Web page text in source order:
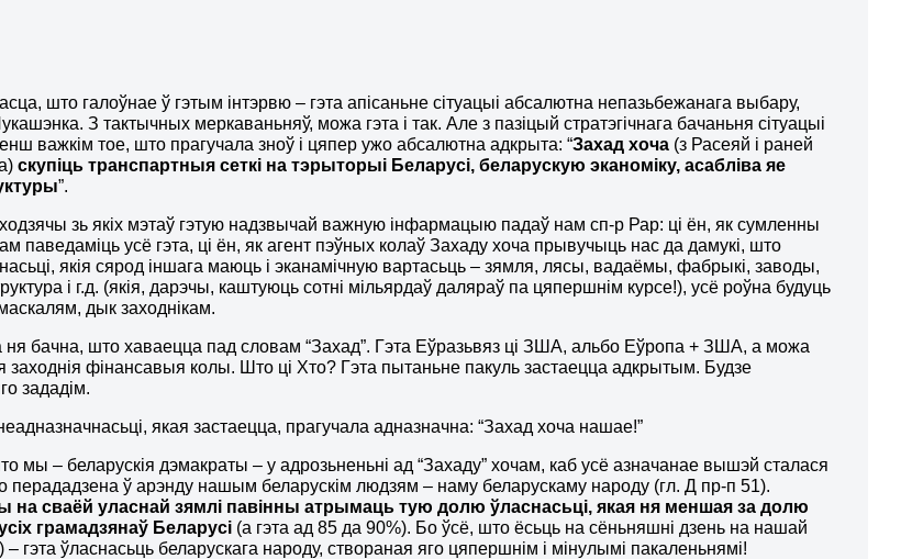
што галоўнае ў гэтым інтэрвю – гэта апісаньне сітуацыі абсалютна непазьбежанага выбару,
З тактычных меркаваньняў, можа гэта і так. Але з пазіцый стратэгічнага бачаньня сітуацыі
важкім тое, што прагучала зноў і цяпер ужо абсалютна адкрыта: “Захад хоча (з Расеяй і раней
скупіцьтранспартныя сеткі на тэрыторыі Беларусі, беларускую эканоміку, асабліва яе
”.
зь якіх мэтаў гэтую надзвычай важную інфармацыю падаў нам сп-р Рар: ці ён, як сумленны
паведаміць усё гэта, ці ён, як агент пэўных колаў Захаду хоча прывучыць нас да дамукі, што
якія сярод іншага маюць і эканамічную вартасьць – зямля, лясы, вадаёмы, фабрыкі, заводы,
і г.д. (якія, дарэчы, каштуюць сотні мільярдаў даляраў па цяпершнім курсе!), усё роўна будуць
дык заходнікам.
ня бачна, што хаваецца пад словам “Захад”. Гэта Еўразьвяз ці ЗША, альбо Еўропа + ЗША, а можа
заходнія фінансавыя колы. Што ці Хто? Гэта пытаньне пакуль застаецца адкрытым. Будзе
зададім.
якая застаецца, прагучала адназначна: “Захад хоча нашае!”
мы – беларускія дэмакраты – у адрозьненьні ад “Захаду” хочам, каб усё азначанае вышэй сталася
перададзена ў арэнду нашым беларускім людзям – наму беларускаму народу (гл. Д пр-п 51).
на сваёй уласнай зямлі павінны атрымаць тую долю ўласнасьці, якая ня меншая за долю
грамадзянаў Беларусі (а гэта ад 85 да 90%). Бо ўсё, што ёсьць на сёньняшні дзень на нашай
– гэта ўласнасьць беларускага народу, створаная яго цяпершнім і мінулымі пакаленьнямі!